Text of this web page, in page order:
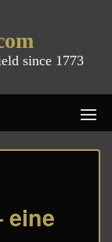
since 1773
eine